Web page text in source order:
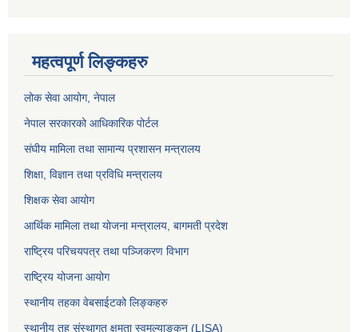
महत्वपूर्ण लिङ्कहरु
लोक सेवा आयोग, नेपाल
नेपाल सरकारको आधिकारिक पोर्टल
संघीय मामिला तथा सामान्य प्रशासन मन्त्रालय
शिक्षा, विज्ञान तथा प्रविधि मन्त्रालय
शिक्षक सेवा आयोग
आर्थिक मामिला तथा योजना मन्त्रालय, बागमती प्रदेश
राष्ट्रिय परिचयपत्र तथा पञ्जिकरण विभाग
राष्ट्रिय योजना आयोग
स्थानीय तहका वेबसाईटको लिङ्कहरु
स्थानीय तह संस्थागत क्षमता स्वमूल्याङ्कन (LISA)